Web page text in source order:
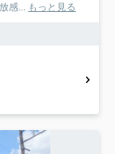
感... もっと見る